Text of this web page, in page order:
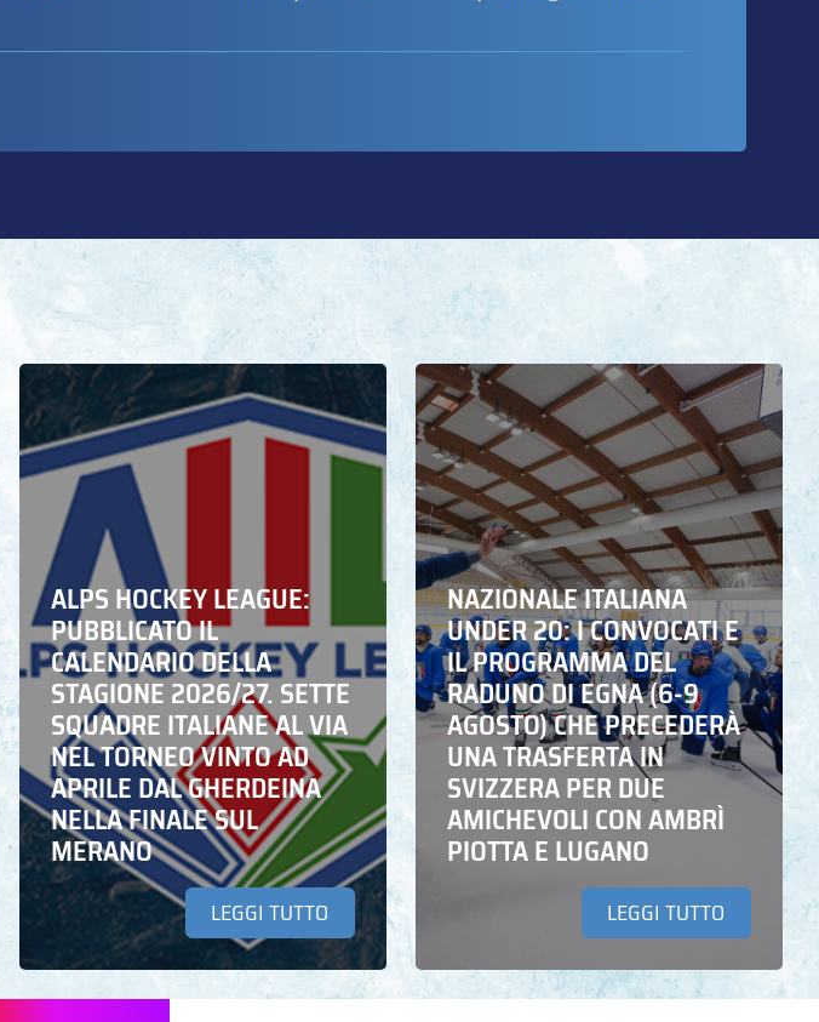
ALPS HOCKEY LEAGUE:
PUBBLICATO IL
CALENDARIO DELLA
STAGIONE 2026/27. SETTE
SQUADRE ITALIANE AL VIA
NEL TORNEO VINTO AD
APRILE DAL GHERDEINA
NELLA FINALE SUL
MERANO
LEGGI TUTTO
NAZIONALE ITALIANA
UNDER 20: I CONVOCATI E
IL PROGRAMMA DEL
RADUNO DI EGNA (6-9
AGOSTO) CHE PRECEDERÀ
UNA TRASFERTA IN
SVIZZERA PER DUE
AMICHEVOLI CON AMBRÌ
PIOTTA E LUGANO
LEGGI TUTTO